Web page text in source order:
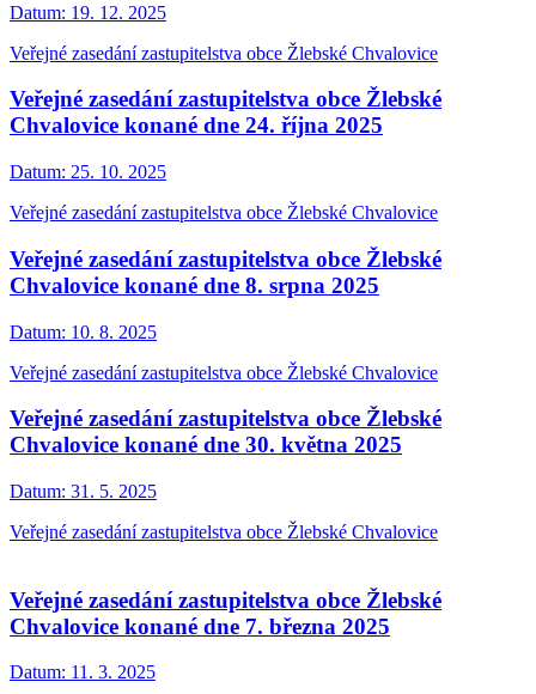
Datum: 19. 12. 2025
Veřejné zasedání zastupitelstva obce Žlebské Chvalovice
Veřejné zasedání zastupitelstva obce Žlebské
Chvalovice konané dne 24. října 2025
Datum: 25. 10. 2025
Veřejné zasedání zastupitelstva obce Žlebské Chvalovice
Veřejné zasedání zastupitelstva obce Žlebské
Chvalovice konané dne 8. srpna 2025
Datum: 10. 8. 2025
Veřejné zasedání zastupitelstva obce Žlebské Chvalovice
Veřejné zasedání zastupitelstva obce Žlebské
Chvalovice konané dne 30. května 2025
Datum: 31. 5. 2025
Veřejné zasedání zastupitelstva obce Žlebské Chvalovice
Veřejné zasedání zastupitelstva obce Žlebské
Chvalovice konané dne 7. března 2025
Datum: 11. 3. 2025